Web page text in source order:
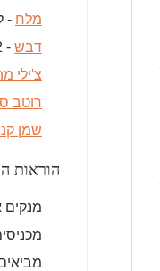
מלח -
דבש - 2 כפות
צ'ילי
רוטב
שמן
הוראות
מנקים
מביאים